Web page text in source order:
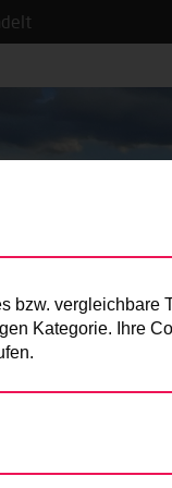
bzw.
Kategorie. Ihre